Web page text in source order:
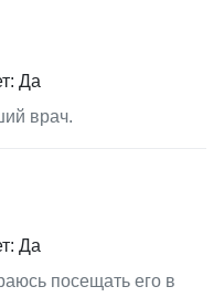
Да
врач.
Да
посещать его в